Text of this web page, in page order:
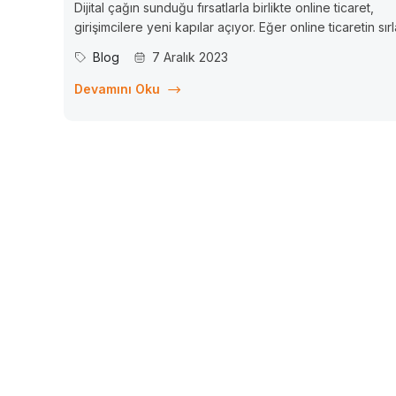
Dijital çağın sunduğu fırsatlarla birlikte online ticaret,
girişimcilere yeni kapılar açıyor. Eğer online ticaretin
girişimci veya bu alanda uzmanlaşmış bir öğretmen
Vitamin Kurs sizin için bir fırsat sunuyor. İşte online...
Blog 7 Aralık 2023
Devamını Oku